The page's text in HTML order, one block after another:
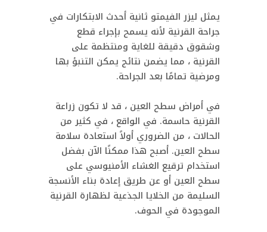
يمثل ليزر الفيمتو ثانية أحدث الابتكارات في
جراحة القرنية لأنه يسمح بإجراء قطع
وشقوق دقيقة للغاية ومنتظمة على
القرنية ، مما يضمن نتائج يمكن التنبؤ بها
ومرضية تمامًا بعد الجراحة.
في أمراض سطح العين ، قد لا تكون زراعة
القرنية حاسمة. في الواقع ، في كثير من
الحالات ، من الضروري أولاً استعادة سلامة
سطح العين. أصبح هذا ممكنًا الآن بفضل
استخدام ترقيع الغشاء الأمنيوسي على
سطح العين أو عن طريق إعادة بناء الأنسجة
السليمة من الخلايا الجذعية لظهارة القرنية
الموجودة في الحوف.